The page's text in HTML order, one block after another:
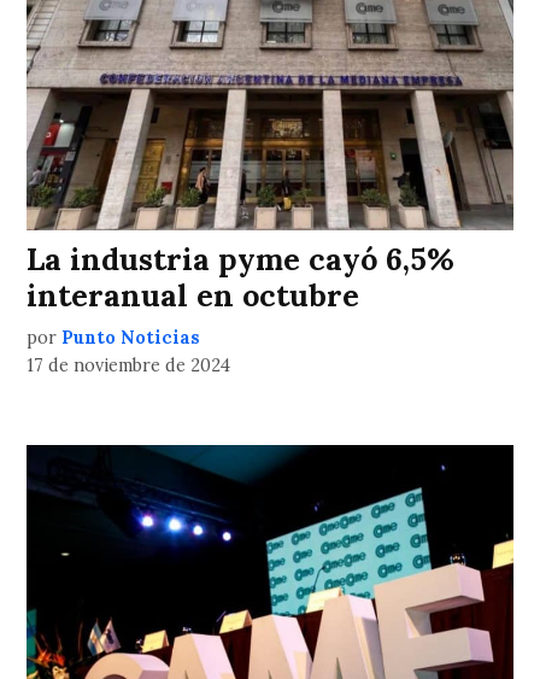
La industria pyme cayó 6,5%
interanual en octubre
por Punto Noticias
17 de noviembre de 2024